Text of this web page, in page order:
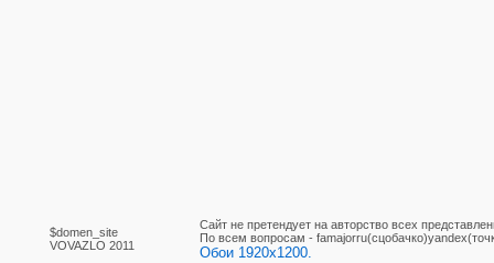
$domen_site
VOVAZLO 2011
Сайт не претендует на авторство всех
По вcем вопросам -
Обои 1920x1200.